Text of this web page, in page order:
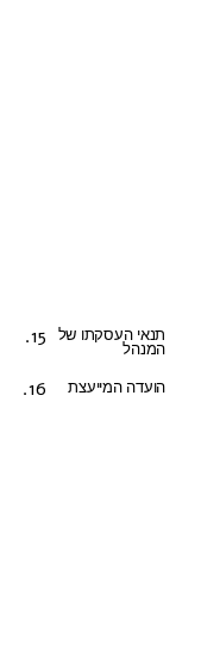
15.
תנאי העסקתו של
המנהל
16. הועדה המייעצת